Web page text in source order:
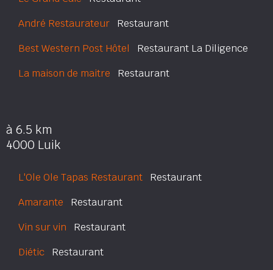
André Restaurateur Restaurant
Best Western Post Hôtel Restaurant La Diligence
La maison de maitre Restaurant
à 6.5 km
4000 Luik
L'Ole Ole Tapas Restaurant Restaurant
Amarante Restaurant
Vin sur vin Restaurant
Diétic Restaurant